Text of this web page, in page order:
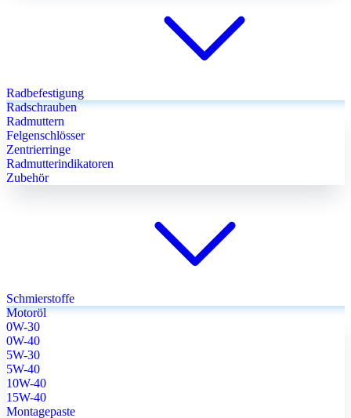
Radbefestigung
Radschrauben
Radmuttern
Felgenschlösser
Zentrierringe
Radmutterindikatoren
Zubehör
Schmierstoffe
Motoröl
0W-30
0W-40
5W-30
5W-40
10W-40
15W-40
Montagepaste